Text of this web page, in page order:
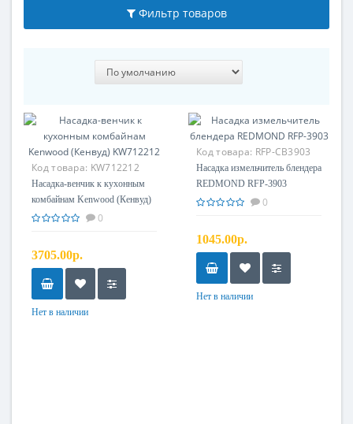
Фильтр товаров
Код товара: KW712212
Насадка-венчик к кухонным
комбайнам Kenwood (Кенвуд)
KW712212
0
3705.00р.
Нет в наличии
Код товара: RFP-CB3903
Насадка измельчитель блендера
REDMOND RFP-3903
0
1045.00р.
Нет в наличии